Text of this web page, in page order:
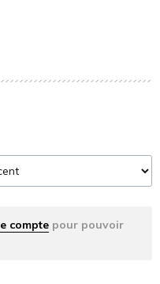
compte pour pouvoir